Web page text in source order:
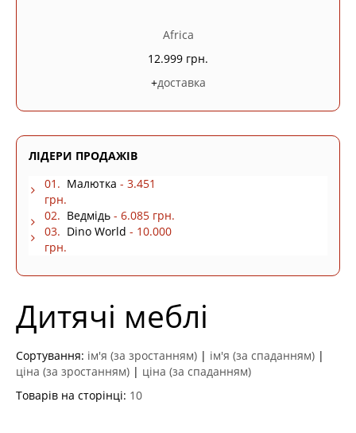
Africa
12.999 грн.
+доставка
ЛІДЕРИ ПРОДАЖІВ
01. Малютка - 3.451
грн.
02. Ведмідь - 6.085 грн.
03. Dino World - 10.000
грн.
Дитячі меблі
Сортування: ім'я (за зростанням) | ім'я (за спаданням) |
ціна (за зростанням) | ціна (за спаданням)
Товарів на сторінці: 10